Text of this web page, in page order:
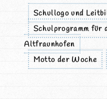
Schullogo und
Schulprogramm für
Altfraunhofen
Motto der Woche